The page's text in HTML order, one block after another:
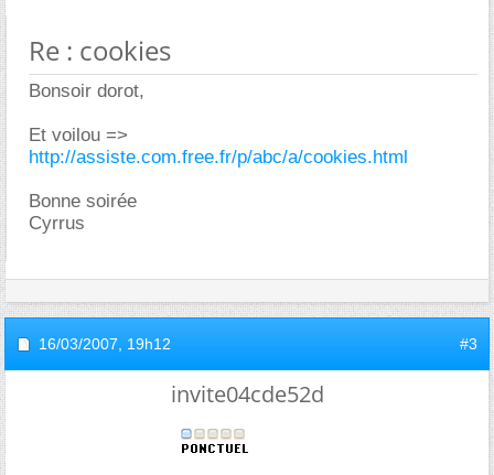
Re : cookies
Bonsoir dorot,
Et voilou =>
http://assiste.com.free.fr/p/abc/a/cookies.html
Bonne soirée
Cyrrus
16/03/2007, 19h12 #3
invite04cde52d